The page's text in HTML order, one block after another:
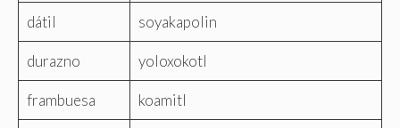
dátil soyakapolin
durazno yoloxokotl
frambuesa koamitl